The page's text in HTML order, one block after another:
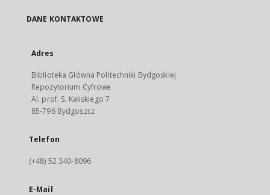
DANE KONTAKTOWE
Adres
Biblioteka Główna Politechniki Bydgoskiej
Repozytorium Cyfrowe
Al. prof. S. Kaliskiego 7
85-796 Bydgoszcz
Telefon
(+48) 52 340-8096
E-Mail